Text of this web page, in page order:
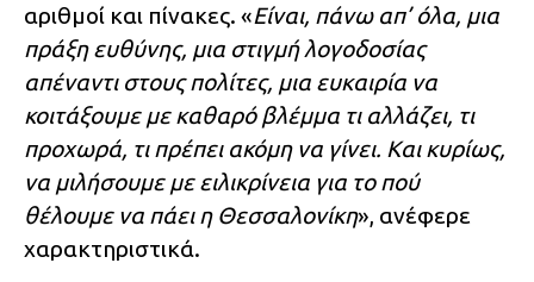
αριθμοί και πίνακες. «Είναι, πάνω απ’ όλα, μια
πράξη ευθύνης, μια στιγμή λογοδοσίας
απέναντι στους πολίτες, μια ευκαιρία να
κοιτάξουμε με καθαρό βλέμμα τι αλλάζει, τι
προχωρά, τι πρέπει ακόμη να γίνει. Και κυρίως,
να μιλήσουμε με ειλικρίνεια για το πού
θέλουμε να πάει η Θεσσαλονίκη», ανέφερε
χαρακτηριστικά.